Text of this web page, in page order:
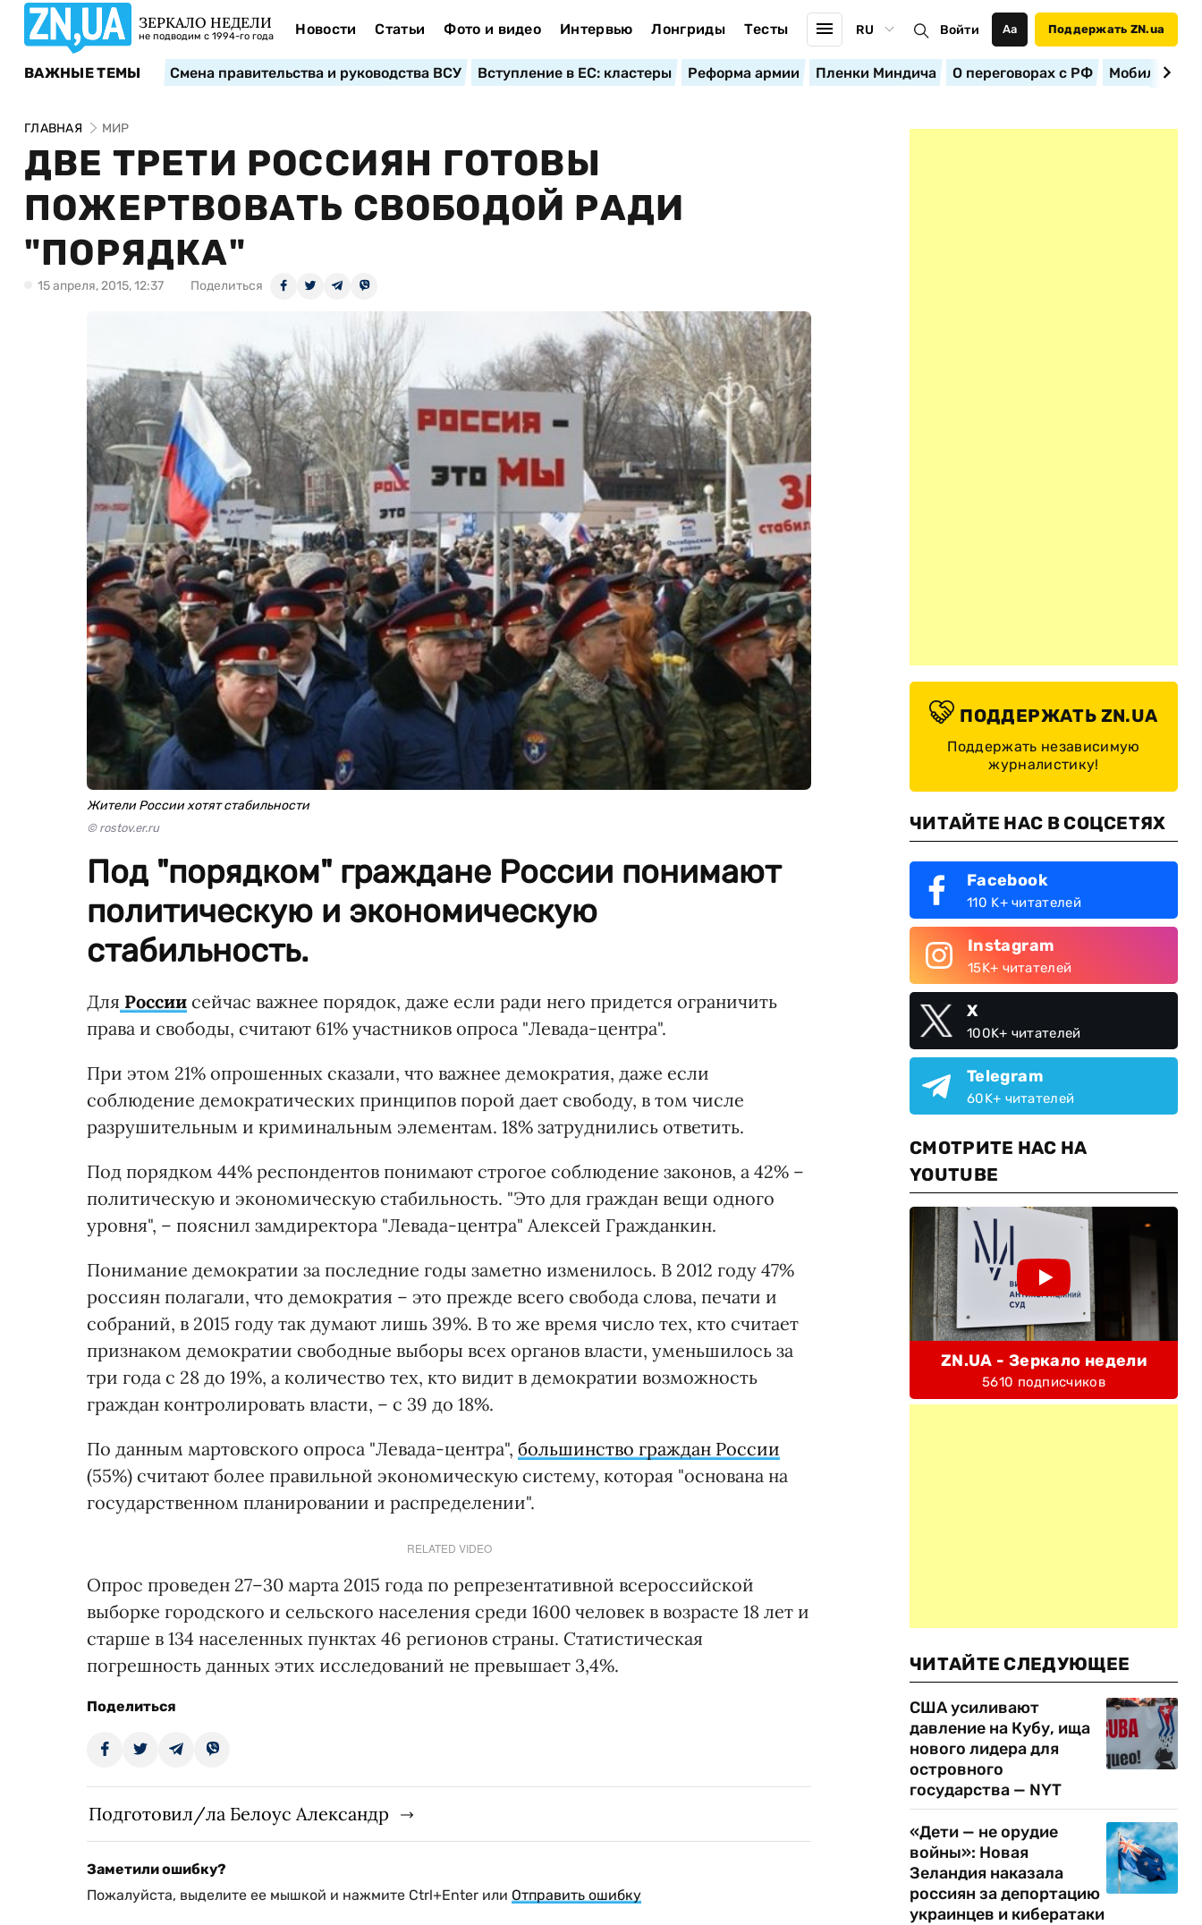
ЗЕРКАЛО НЕДЕЛИ
не подводим с 1994-го года Новости Статьи Фото и видео Интервью Лонгриды Тесты RU Войти Аа Поддержать ZN.ua
ВАЖНЫЕ ТЕМЫ Смена правительства и руководства ВСУ Вступление в ЕС: кластеры Реформа армии Пленки Миндича О переговорах с РФ
ГЛАВНАЯ МИР
ДВЕ ТРЕТИ РОССИЯН ГОТОВЫ
ПОЖЕРТВОВАТЬ СВОБОДОЙ РАДИ
"ПОРЯДКА"
15 апреля, 2015, 12:37 Поделиться
Жители России хотят стабильности
© rostov.er.ru
Под "порядком" граждане России понимают
политическую и экономическую
стабильность.
Для России сейчас важнее порядок, даже если ради него придется ограничить
права и свободы, считают 61% участников опроса "Левада-центра".
При этом 21% опрошенных сказали, что важнее демократия, даже если
соблюдение демократических принципов порой дает свободу, в том числе
разрушительным и криминальным элементам. 18% затруднились ответить.
Под порядком 44% респондентов понимают строгое соблюдение законов, а 42% –
политическую и экономическую стабильность. "Это для граждан вещи одного
уровня", – пояснил замдиректора "Левада-центра" Алексей Гражданкин.
Понимание демократии за последние годы заметно изменилось. В 2012 году 47%
россиян полагали, что демократия – это прежде всего свобода слова, печати и
собраний, в 2015 году так думают лишь 39%. В то же время число тех, кто считает
признаком демократии свободные выборы всех органов власти, уменьшилось за
три года с 28 до 19%, а количество тех, кто видит в демократии возможность
граждан контролировать власти, – с 39 до 18%.
По данным мартовского опроса "Левада-центра", большинство граждан России
(55%) считают более правильной экономическую систему, которая "основана на
государственном планировании и распределении".
RELATED VIDEO
Опрос проведен 27–30 марта 2015 года по репрезентативной всероссийской
выборке городского и сельского населения среди 1600 человек в возрасте 18 лет и
старше в 134 населенных пунктах 46 регионов страны. Статистическая
погрешность данных этих исследований не превышает 3,4%.
Поделиться
Подготовил/ла Белоус Александр
Заметили ошибку?
Пожалуйста, выделите ее мышкой и нажмите Ctrl+Enter или Отправить ошибку
ПОДДЕРЖАТЬ ZN.UA
Поддержать независимую
журналистику!
ЧИТАЙТЕ НАС В СОЦСЕТЯХ
Facebook
110 K+ читателей
Instagram
15K+ читателей
X
100K+ читателей
Telegram
60K+ читателей
СМОТРИТЕ НАС НА
YOUTUBE
ZN.UA - Зеркало недели
5610 подписчиков
ЧИТАЙТЕ СЛЕДУЮЩЕЕ
США усиливают
давление на Кубу, ища
нового лидера для
островного
государства — NYT
«Дети — не орудие
войны»: Новая
Зеландия наказала
россиян за депортацию
украинцев и кибератаки